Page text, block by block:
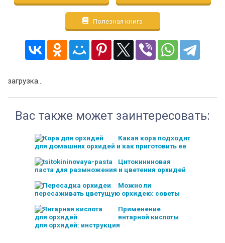
Полезная книга
загрузка...
Вас также может заинтересовать:
Какая кора подходит
для домашних орхидей и как приготовить ее
Цитокининовая
паста для размножения и цветения орхидей
Можно ли
пересаживать цветущую орхидею: советы
Применение
янтарной кислоты
для орхидей: инструкция